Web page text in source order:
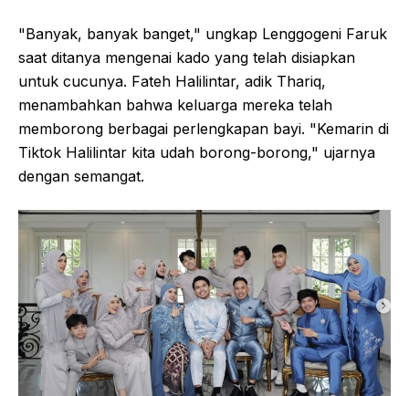
"Banyak, banyak banget," ungkap Lenggogeni Faruk
saat ditanya mengenai kado yang telah disiapkan
untuk cucunya. Fateh Halilintar, adik Thariq,
menambahkan bahwa keluarga mereka telah
memborong berbagai perlengkapan bayi. "Kemarin di
Tiktok Halilintar kita udah borong-borong," ujarnya
dengan semangat.